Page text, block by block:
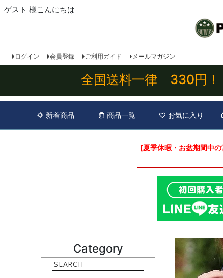
ゲスト 様こんにちは
ログイン 会員登録 ご利用ガイド メールマガジン
全国送料一律 330円！
新着商品 商品一覧 お気に入り
[夏季休暇・お盆期間中
Category